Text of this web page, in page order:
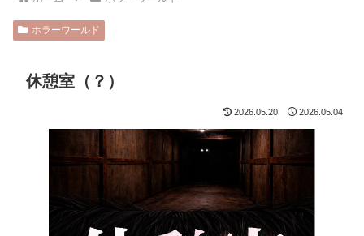
ホラーワールド
休憩室（？）
2026.05.20 2026.05.04